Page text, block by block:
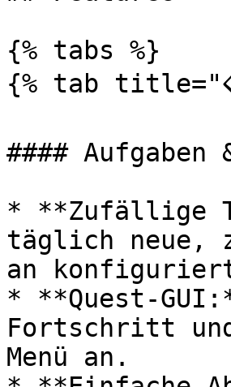
{% tabs %}
{% tab
#### Aufgaben
* **Zufällige
täglich neue,
an
* **Quest-
Fortschritt und
Menü an.